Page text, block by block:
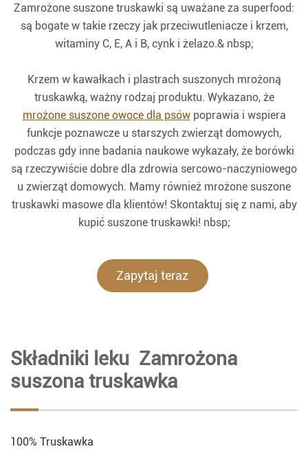
Zamrożone suszone truskawki są uważane za superfood:
są bogate w takie rzeczy jak przeciwutleniacze i krzem,
witaminy C, E, A i B, cynk i żelazo.& nbsp;
Krzem w kawałkach i plastrach suszonych mrożoną
truskawką, ważny rodzaj produktu. Wykazano, że
mrożone suszone owoce dla psówpoprawia i wspiera
funkcje poznawcze u starszych zwierząt domowych,
podczas gdy inne badania naukowe wykazały, że borówki
są rzeczywiście dobre dla zdrowia sercowo-naczyniowego
u zwierząt domowych. Mamy również mrożone suszone
truskawki masowe dla klientów! Skontaktuj się z nami, aby
kupić suszone truskawki! nbsp;
Zapytaj teraz
Składniki leku Zamrożona
suszona truskawka
100% Truskawka